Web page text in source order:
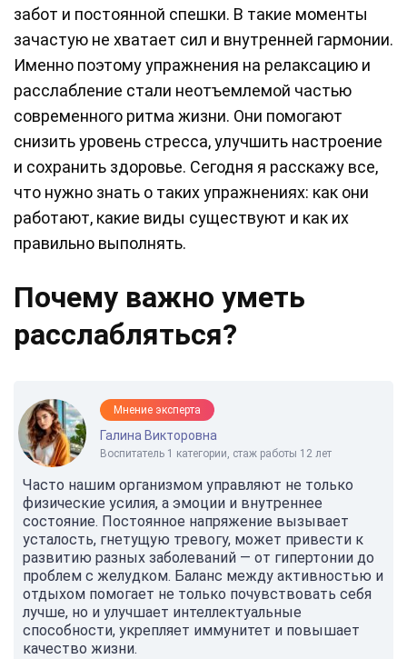
забот и постоянной спешки. В такие моменты
зачастую не хватает сил и внутренней гармонии.
Именно поэтому упражнения на релаксацию и
расслабление стали неотъемлемой частью
современного ритма жизни. Они помогают
снизить уровень стресса, улучшить настроение
и сохранить здоровье. Сегодня я расскажу все,
что нужно знать о таких упражнениях: как они
работают, какие виды существуют и как их
правильно выполнять.
Почему важно уметь
расслабляться?
Мнение эксперта
Галина Викторовна
Воспитатель 1 категории, стаж работы 12 лет
Часто нашим организмом управляют не только
физические усилия, а эмоции и внутреннее
состояние. Постоянное напряжение вызывает
усталость, гнетущую тревогу, может привести к
развитию разных заболеваний — от гипертонии до
проблем с желудком. Баланс между активностью и
отдыхом помогает не только почувствовать себя
лучше, но и улучшает интеллектуальные
способности, укрепляет иммунитет и повышает
качество жизни.